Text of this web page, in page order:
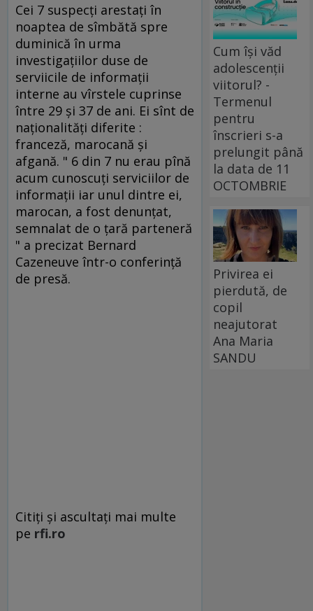
Cei 7 suspecţi arestaţi în
noaptea de sîmbătă spre
duminică în urma
investigaţiilor duse de
serviicile de informaţii
interne au vîrstele cuprinse
între 29 şi 37 de ani. Ei sînt de
naţionalităţi diferite :
franceză, marocană şi
afgană. " 6 din 7 nu erau pînă
acum cunoscuţi serviciilor de
informaţii iar unul dintre ei,
marocan, a fost denunţat,
semnalat de o ţară parteneră
" a precizat Bernard
Cazeneuve într-o conferinţă
de presă.
Citiți și ascultați mai multe
pe rfi.ro
Cum își văd
adolescenții
viitorul? -
Termenul
pentru
înscrieri s-a
prelungit până
la data de 11
OCTOMBRIE
Privirea ei
pierdută, de
copil
neajutorat
Ana Maria
SANDU